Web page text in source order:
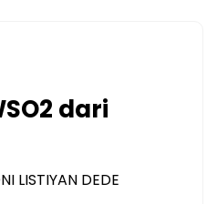
dari
LISTIYAN DEDE